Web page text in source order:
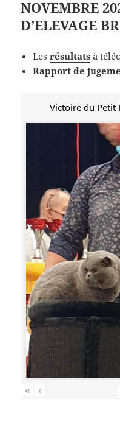
NOVEMBRE
D’ELEVAGE
Lesrésultats à
Rapport de
Victoire du Petit
« ‹